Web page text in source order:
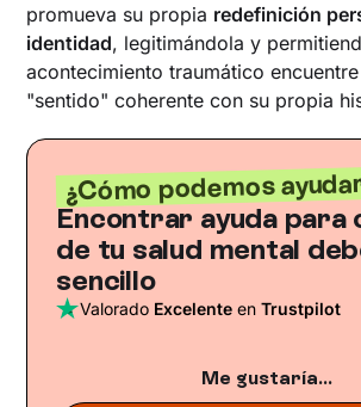
promueva su propia redefinición
identidad, legitimándola y
acontecimiento traumático
"sentido" coherente con su propia
¿Cómo podemos
Encontrar ayuda para
de tu salud mental
sencillo
Valorado Excelente enTrustpilot
Me gustaría...